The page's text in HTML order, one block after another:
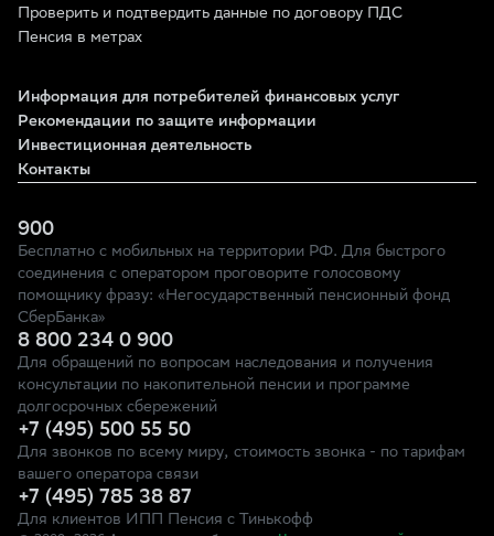
Проверить и подтвердить данные по договору ПДС
Пенсия в метрах
Информация для потребителей финансовых услуг
Рекомендации по защите информации
Инвестиционная деятельность
Контакты
900
Бесплатно с мобильных на территории РФ. Для быстрого
соединения с оператором проговорите голосовому
помощнику фразу: «Негосударственный пенсионный фонд
СберБанка»
8 800 234 0 900
Для обращений по вопросам наследования и получения
консультации по накопительной пенсии и программе
долгосрочных сбережений
+7 (495) 500 55 50
Для звонков по всему миру, стоимость звонка - по тарифам
вашего оператора связи
+7 (495) 785 38 87
Для клиентов ИПП Пенсия с Тинькофф